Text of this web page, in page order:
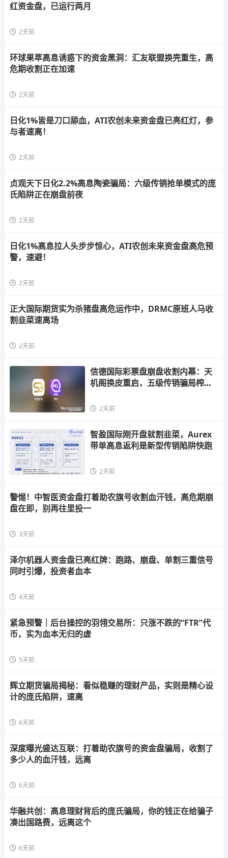
红资金盘，已运行两月
2天前
环球果萃高息诱惑下的资金黑洞：汇友联盟换壳重生，高
危期收割正在加速
2天前
日化1%皆是刀口舔血，ATI农创未来资金盘已亮红灯，参
与者速离！
2天前
贞观天下日化2.2%高息陶瓷骗局：六级传销抢单模式的庞
氏陷阱正在崩盘前夜
2天前
日化1%高息拉人头步步惊心，ATI农创未来资金盘高危预
警，速避！
2天前
正大国际期货实为杀猪盘高危运作中，DRMC原班人马收
割韭菜速离场
2天前
信德国际彩票盘崩盘收割内幕：天
机阁换皮重启，五级传销骗局榨干
2天前
智盈国际刚开盘就割韭菜，Aurex
带单高息返利是新型传销陷阱快跑
2天前
警惕！中智医资金盘打着助农旗号收割血汗钱，高危期崩
盘在即，别再往里投一
3天前
泽尔机器人资金盘已亮红牌：跑路、崩盘、单割三重信号
同时引爆，投资者血本
4天前
紧急预警｜后台操控的羽翎交易所：只涨不跌的“FTR”代
币，实为血本无归的虚
5天前
辉立期货骗局揭秘：看似稳赚的理财产品，实则是精心设
计的庞氏陷阱，速离
6天前
深度曝光盛达互联：打着助农旗号的资金盘骗局，收割了
多少人的血汗钱，远离
6天前
华融共创：高息理财背后的庞氏骗局，你的钱正在给骗子
凑出国路费，远离这个
6天前